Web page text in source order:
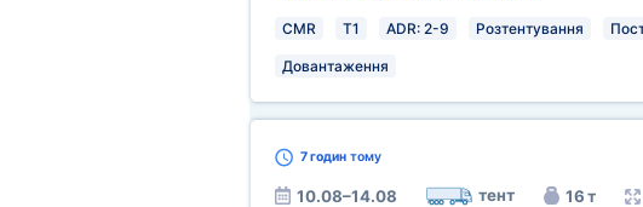
CMR T1 ADR: 2-9 Розтентування
Довантаження
7 годинтому
10.08–14.08 тент 16 т